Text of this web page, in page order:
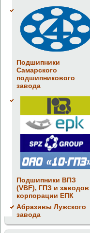
Подшипники
Самарского
подшипникового
завода
Подшипники ВПЗ
(VBF), ГПЗ и заводов
корпорации ЕПК
Абразивы Лужского
завода